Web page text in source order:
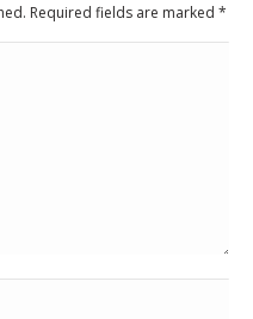
Required fields are marked *